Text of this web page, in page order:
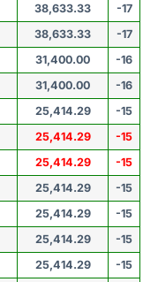
38,633.33
-17
38,633.33
-17
31,400.00
-16
31,400.00
-16
25,414.29
-15
25,414.29
-15
25,414.29
-15
25,414.29
-15
25,414.29
-15
25,414.29
-15
25,414.29
-15